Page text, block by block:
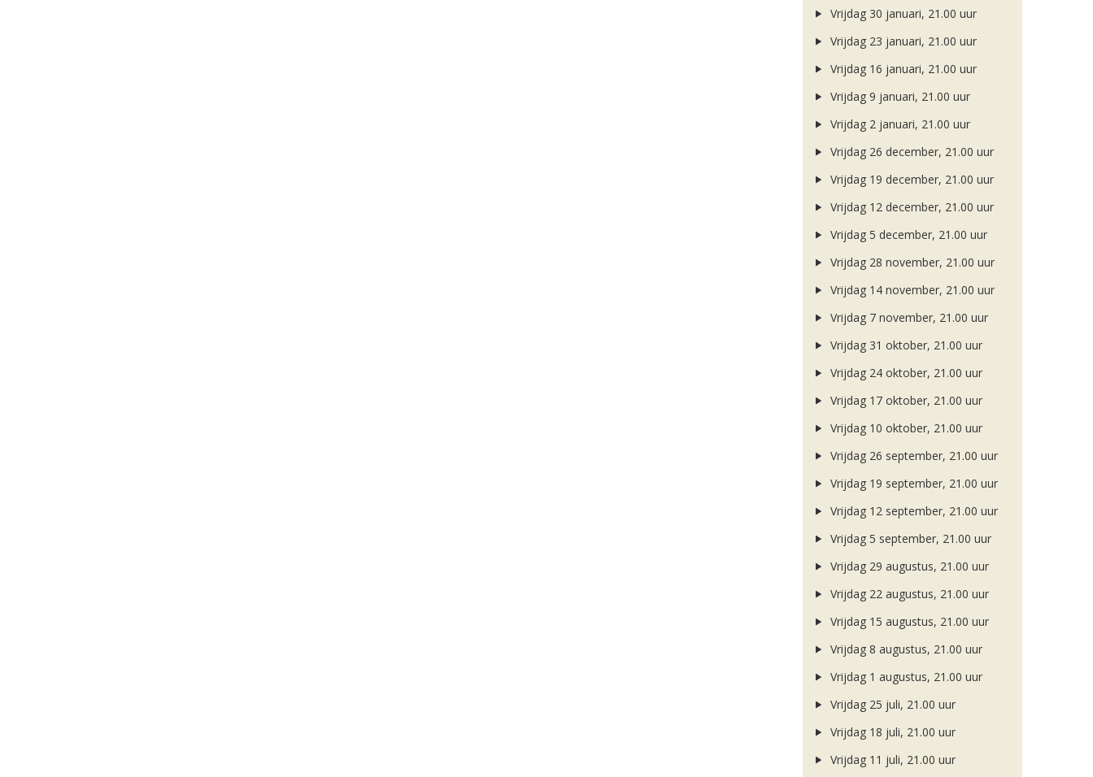
Vrijdag 30 januari, 21.00 uur
Vrijdag 23 januari, 21.00 uur
Vrijdag 16 januari, 21.00 uur
Vrijdag 9 januari, 21.00 uur
Vrijdag 2 januari, 21.00 uur
Vrijdag 26 december, 21.00 uur
Vrijdag 19 december, 21.00 uur
Vrijdag 12 december, 21.00 uur
Vrijdag 5 december, 21.00 uur
Vrijdag 28 november, 21.00 uur
Vrijdag 14 november, 21.00 uur
Vrijdag 7 november, 21.00 uur
Vrijdag 31 oktober, 21.00 uur
Vrijdag 24 oktober, 21.00 uur
Vrijdag 17 oktober, 21.00 uur
Vrijdag 10 oktober, 21.00 uur
Vrijdag 26 september, 21.00 uur
Vrijdag 19 september, 21.00 uur
Vrijdag 12 september, 21.00 uur
Vrijdag 5 september, 21.00 uur
Vrijdag 29 augustus, 21.00 uur
Vrijdag 22 augustus, 21.00 uur
Vrijdag 15 augustus, 21.00 uur
Vrijdag 8 augustus, 21.00 uur
Vrijdag 1 augustus, 21.00 uur
Vrijdag 25 juli, 21.00 uur
Vrijdag 18 juli, 21.00 uur
Vrijdag 11 juli, 21.00 uur